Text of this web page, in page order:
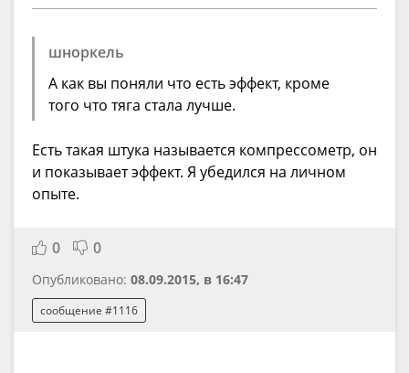
шноркель
А как вы поняли что есть эффект, кроме
того что тяга стала лучше.
Есть такая штука называется компрессометр, он
и показывает эффект. Я убедился на личном
опыте.
0 0
Опубликовано: 08.09.2015, в 16:47
сообщение #1116